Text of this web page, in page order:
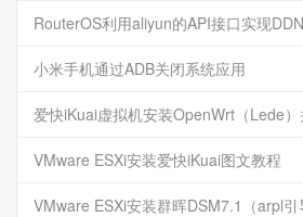
RouterOS利用aliyun的API接口实现
小米手机通过ADB关闭系统应用
爱快iKuai虚拟机安装OpenWrt（Lede）
VMware ESXi安装爱快iKuai图文教程
VMware ESXi安装群晖DSM7.1（arpl引